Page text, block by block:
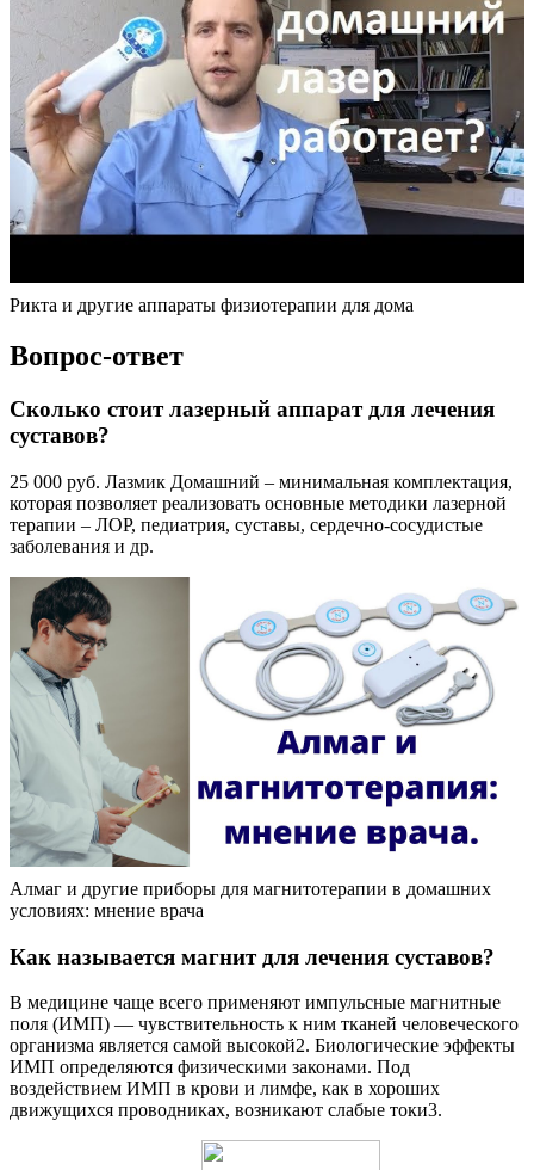
Рикта и другие аппараты физиотерапии для дома
Вопрос-ответ
Сколько стоит лазерный аппарат для лечения
суставов?
25 000 руб. Лазмик Домашний – минимальная комплектация,
которая позволяет реализовать основные методики лазерной
терапии – ЛОР, педиатрия, суставы, сердечно-сосудистые
заболевания и др.
Алмаг и другие приборы для магнитотерапии в домашних
условиях: мнение врача
Как называется магнит для лечения суставов?
В медицине чаще всего применяют импульсные магнитные
поля (ИМП) — чувствительность к ним тканей человеческого
организма является самой высокой2. Биологические эффекты
ИМП определяются физическими законами. Под
воздействием ИМП в крови и лимфе, как в хороших
движущихся проводниках, возникают слабые токи3.